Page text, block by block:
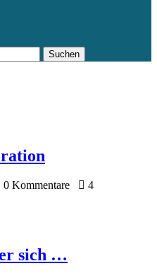
0 Kommentare
4
sich …